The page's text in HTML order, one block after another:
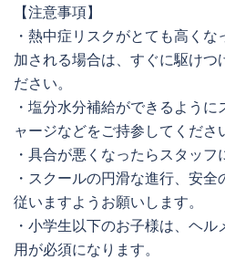
【注意事項】
・熱中症リスクがとても高く
加される場合は、すぐに駆けつ
ださい。
・塩分水分補給ができるよう
ャージなどをご持参してくださ
・具合が悪くなったらスタッフ
・スクールの円滑な進行、安
従いますようお願いします。
・小学生以下のお子様は、ヘ
用が必須になります。